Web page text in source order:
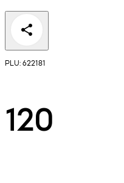
PLU: 622181
120